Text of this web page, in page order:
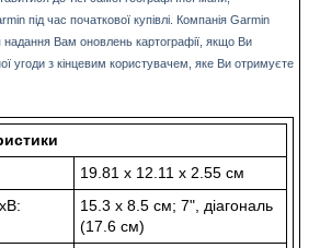
під час початкової купівлі. Компанія Garmin
Вам оновлень картографії, якщо Ви
угоди з кінцевим користувачем, яке Ви отримуєте
19.81 x 12.11 x 2.55 см
15.3 x 8.5 см; 7", діагональ
(17.6 см)